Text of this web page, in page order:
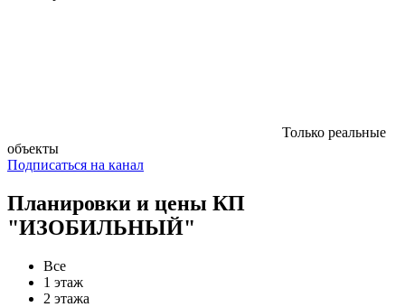
Только реальные
объекты
Подписаться на канал
Планировки и цены КП
"ИЗОБИЛЬНЫЙ"
Все
1 этаж
2 этажа